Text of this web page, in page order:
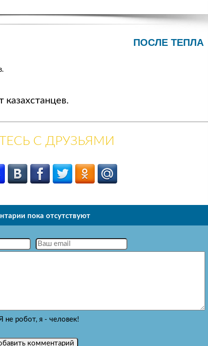
ПОСЛЕ ТЕПЛА
С ДРУЗЬЯМИ
пока отсутствуют
не робот, я - человек!